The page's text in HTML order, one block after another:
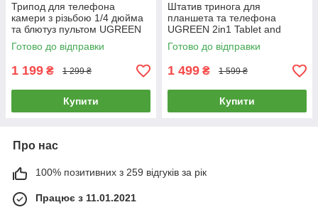
Трипод для телефона
камери з різьбою 1/4 дюйма
та блютуз пультом UGREEN
Selfie Stick Tripod 180см
монопод для селфі (чорний)
Готово до відправки
1 199 ₴ 1 299 ₴
Купити
Штатив тринога для
планшета та телефона
UGREEN 2in1 Tablet and
Phone Tripod Stand (чорний)
LP585
Готово до відправки
1 499 ₴ 1 599 ₴
Купити
Про нас
100% позитивних з 259 відгуків за рік
Працює з 11.01.2021